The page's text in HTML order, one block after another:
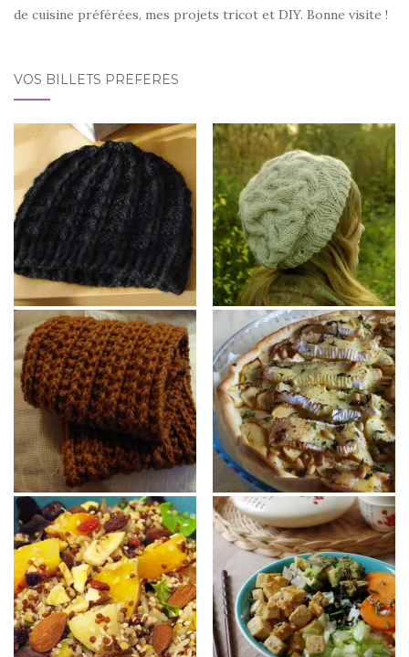
de cuisine préférées, mes projets tricot et DIY. Bonne visite !
VOS BILLETS PRÉFÉRÉS